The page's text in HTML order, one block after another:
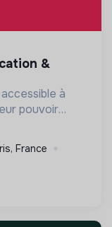
à
pouvoir
France